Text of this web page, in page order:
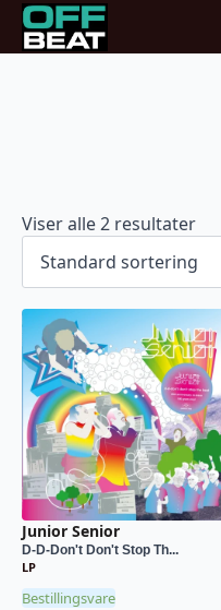
Viser alle 2 resultater
Junior Senior
D-D-Don't Don't Stop Th...
LP
Bestillingsvare